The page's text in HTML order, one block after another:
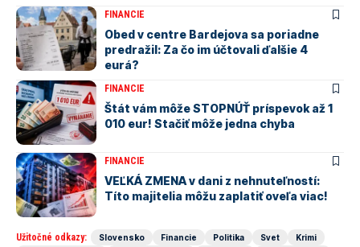
FINANCIE
Obed v centre Bardejova sa poriadne
predražil: Za čo im účtovali ďalšie 4
eurá?
FINANCIE
Štát vám môže STOPNÚŤ príspevok až 1
010 eur! Stačiť môže jedna chyba
FINANCIE
VEĽKÁ ZMENA v dani z nehnuteľností:
Títo majitelia môžu zaplatiť oveľa viac!
Užitočné odkazy: Slovensko Financie Politika Svet
Krimi